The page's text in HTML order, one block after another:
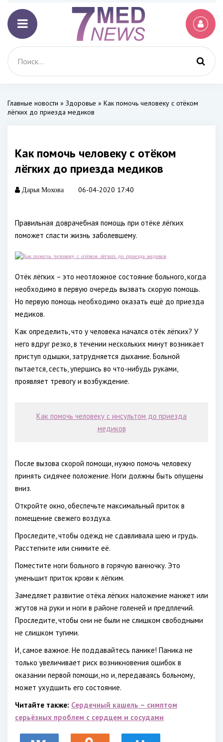
Главные новости » Здоровье » Как помочь человеку с отёком
лёгких до приезда медиков
Как помочь человеку с отёком
лёгких до приезда медиков
Дарья Мохова 06-04-2020 17:40
Правильная доврачебная помощь при отёке лёгких
поможет спасти жизнь заболевшему.
Отёк лёгких – это неотложное состояние больного, когда
необходимо в первую очередь вызвать скорую помощь.
Но первую помощь необходимо оказать ещё до приезда
медиков.
Как определить, что у человека начался отёк лёгких? У
него вдруг резко, в течении нескольких минут возникает
приступ одышки, затрудняется дыхание. Больной
пытается, сесть, упершись во что-нибудь руками,
проявляет тревогу и возбуждение.
Как помочь человеку с инсультом до приезда
медиков
После вызова скорой помощи, нужно помочь человеку
принять сидячее положение. Ноги должны быть опущены
вниз.
Откройте окно, обеспечьте максимальный приток в
помещение свежего воздуха.
Проследите, чтобы одежд не сдавливала шею и грудь.
Расстегните или снимите её.
Поместите ноги больного в горячую ванночку. Это
уменьшит приток крови к лёгким.
Замедляет развитие отёка лёгких наложение манжет или
жгутов на руки и ноги в районе голеней и предплечий.
Проследите, чтобы они не были не слишком свободными
не слишком тугими.
И, самое важное. Не поддавайтесь панике! Паника не
только увеличивает риск возникновения ошибок в
оказании первой помощи, но и, передаваясь больному,
может ухудшить его состояние.
Читайте также: Сердечный кашель – симптом
серьёзных проблем с сердцем и сосудами